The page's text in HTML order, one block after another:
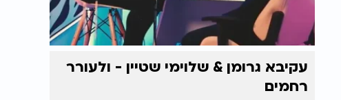
עקיבא גרומן & שלוימי שטיין - ולעורר
רחמים